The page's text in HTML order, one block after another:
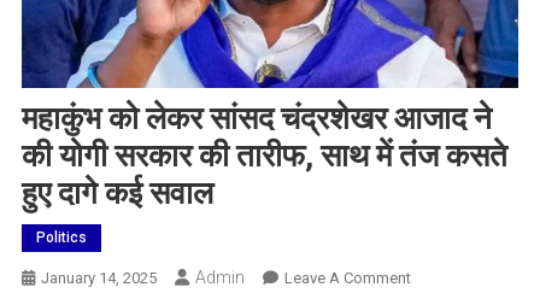
महाकुंभ को लेकर सांसद चंद्रशेखर आजाद ने
की योगी सरकार की तारीफ, साथ में तंज कसते
हुए दागे कई सवाल
Politics
January 14, 2025 Admin Leave A CommentOn